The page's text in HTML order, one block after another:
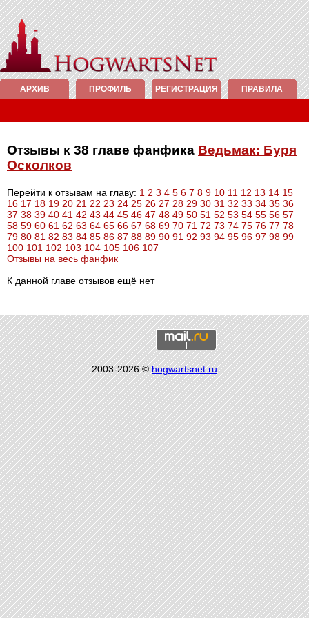
АРХИВ ПРОФИЛЬ РЕГИСТРАЦИЯ ПРАВИЛА
Отзывы к 38 главе фанфика Ведьмак: Буря
Осколков
Перейти к отзывам на главу: 1 2 3 4 5 6 7 8 9 10 11 12 13 14 15
16 17 18 19 20 21 22 23 24 25 26 27 28 29 30 31 32 33 34 35 36
37 38 39 40 41 42 43 44 45 46 47 48 49 50 51 52 53 54 55 56 57
58 59 60 61 62 63 64 65 66 67 68 69 70 71 72 73 74 75 76 77 78
79 80 81 82 83 84 85 86 87 88 89 90 91 92 93 94 95 96 97 98 99
100 101 102 103 104 105 106 107
Отзывы на весь фанфик
К данной главе отзывов ещё нет
2003-2026 ©hogwartsnet.ru